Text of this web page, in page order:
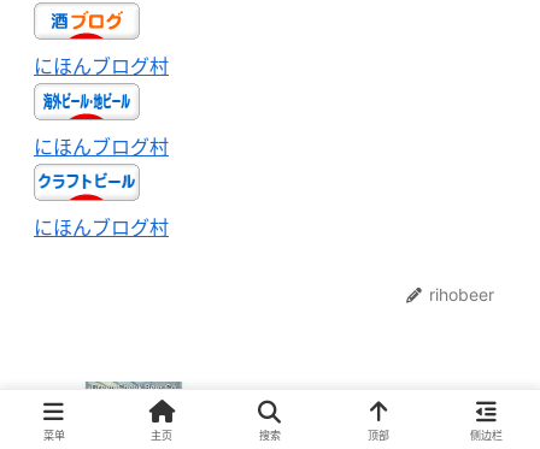
にほんブログ村
にほんブログ村
にほんブログ村
rihobeer
Green Cheek Beer Co.登陆日本！
WBC2023四冠加州最受关注精酿厂｜
Untappd 4.14的实力
菜单 主页 搜索 顶部 侧边栏